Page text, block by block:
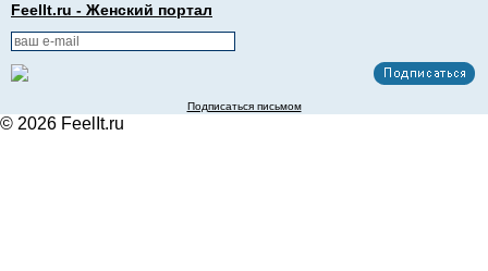
FeelIt.ru - Женский портал
Подписаться письмом
© 2026 FeelIt.ru